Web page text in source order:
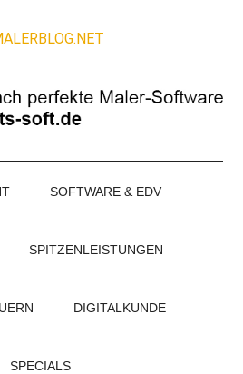
SOFTWARE & EDV
SPITZENLEISTUNGEN
DIGITALKUNDE
SPECIALS